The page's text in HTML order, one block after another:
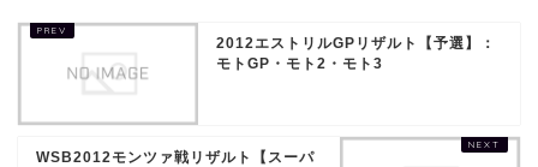
2012エストリルGPリザルト【予選】：
モトGP・モト2・モト3
WSB2012モンツァ戦リザルト【スーパ